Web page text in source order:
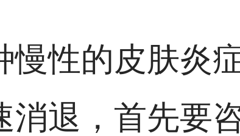
慢性的皮肤炎
消退，首先要